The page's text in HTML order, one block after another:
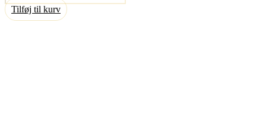
Tilføj til kurv